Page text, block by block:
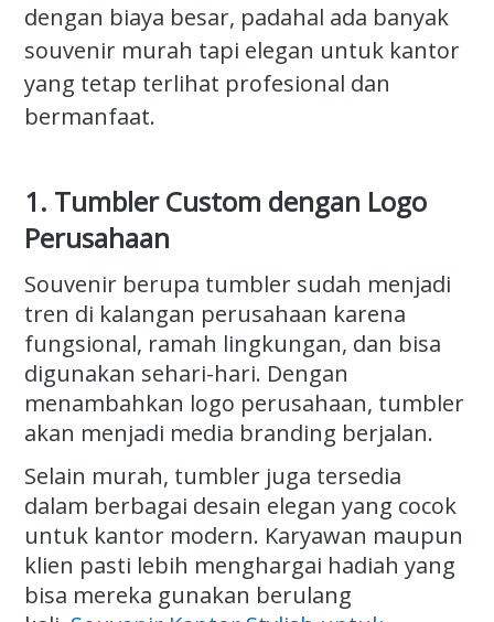
dengan biaya besar, padahal ada banyak
souvenir murah tapi elegan untuk kantor
yang tetap terlihat profesional dan
bermanfaat.
1. Tumbler Custom dengan Logo
Perusahaan
Souvenir berupa tumbler sudah menjadi
tren di kalangan perusahaan karena
fungsional, ramah lingkungan, dan bisa
digunakan sehari-hari. Dengan
menambahkan logo perusahaan, tumbler
akan menjadi media branding berjalan.
Selain murah, tumbler juga tersedia
dalam berbagai desain elegan yang cocok
untuk kantor modern. Karyawan maupun
klien pasti lebih menghargai hadiah yang
bisa mereka gunakan berulang